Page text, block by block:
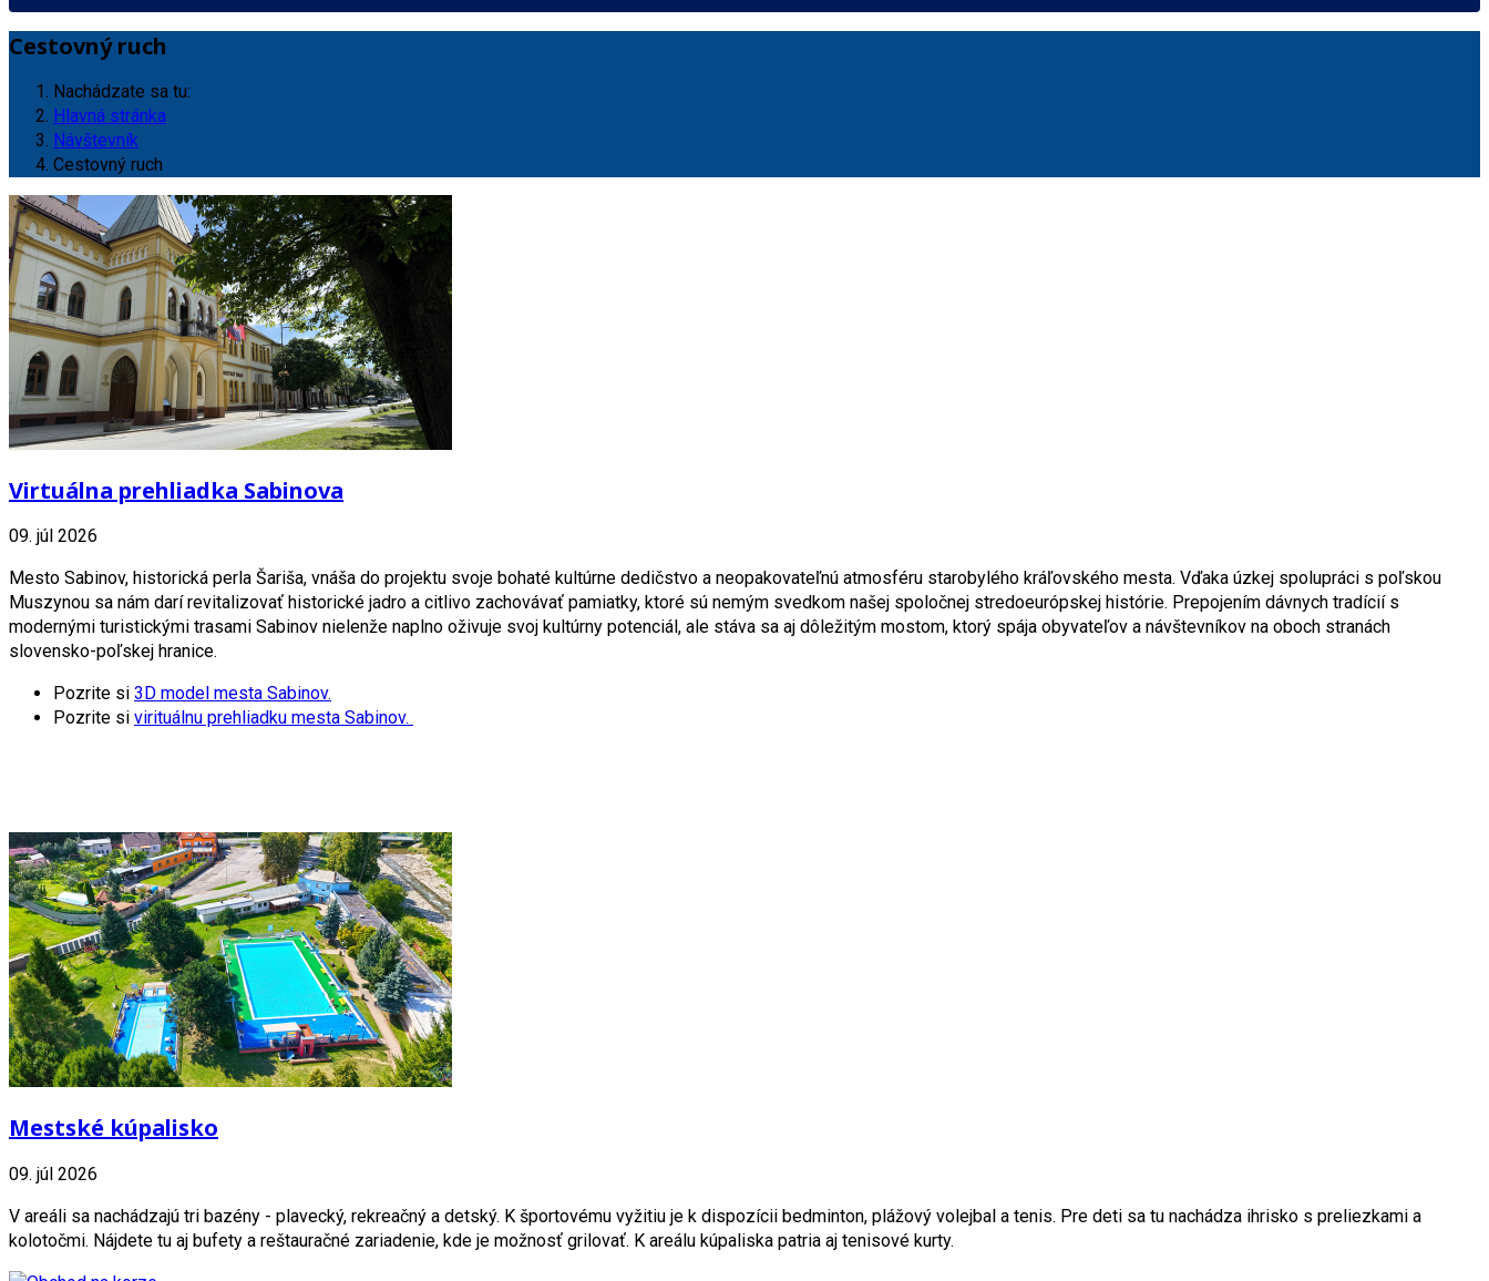
Cestovný ruch
Nachádzate sa tu:
Hlavná stránka
Návštevník
Cestovný ruch
Virtuálna prehliadka Sabinova
09. júl 2026
Mesto Sabinov, historická perla Šariša, vnáša do projektu svoje bohaté kultúrne dedičstvo a neopakovateľnú atmosféru starobylého kráľovského mesta. Vďaka úzkej spolupráci s poľskou
Muszynou sa nám darí revitalizovať historické jadro a citlivo zachovávať pamiatky, ktoré sú nemým svedkom našej spoločnej stredoeurópskej histórie. Prepojením dávnych tradícií s
modernými turistickými trasami Sabinov nielenže naplno oživuje svoj kultúrny potenciál, ale stáva sa aj dôležitým mostom, ktorý spája obyvateľov a návštevníkov na oboch stranách
slovensko-poľskej hranice.
Pozrite si 3D model mesta Sabinov.
Pozrite si virituálnu prehliadku mesta Sabinov.
Mestské kúpalisko
09. júl 2026
V areáli sa nachádzajú tri bazény - plavecký, rekreačný a detský. K športovému vyžitiu je k dispozícii bedminton, plážový volejbal a tenis. Pre deti sa tu nachádza ihrisko s preliezkami a
kolotočmi. Nájdete tu aj bufety a reštauračné zariadenie, kde je možnosť grilovať. K areálu kúpaliska patria aj tenisové kurty.